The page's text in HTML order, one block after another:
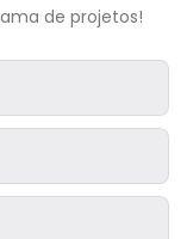
de projetos!